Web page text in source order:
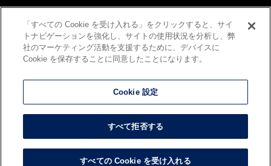
B&G海洋センター 配備艇など
おすすめ商品
お買い得備品・中古艇情報
水上式太陽光発電
ジェットスパ
2026 Yachting World Corporation, All Rights
「すべての Cookie を受け入れる」をクリックすると、サイ
トナビゲーションを強化し、サイトの使用状況を分析し、弊
社のマーケティング活動を支援するために、デバイスに
Cookie を保存することに同意したことになります。
Cookie 設定
すべて拒否する
すべての Cookie を受け入れる